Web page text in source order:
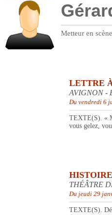
Metteur en scène
LETTRE
AVIGNON -
Du vendredi 6
TEXTE(S). «
vous gelez,
THÉÂTRE
Du jeudi 29
TEXTE(S).